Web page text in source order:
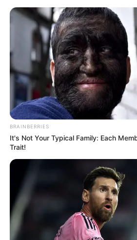
BRAINBERRIES
It's Not Your Typical Family: Each
Trait!